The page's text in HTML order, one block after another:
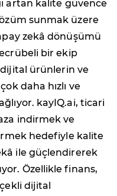
artan kalite güvence
sunmak üzere
zekâ dönüşümü
bir ekip
ürünlerin ve
daha hızlı ve
kayIQ.ai, ticari
indirmek ve
hedefiyle kalite
ile güçlendirerek
Özellikle finans,
dijital